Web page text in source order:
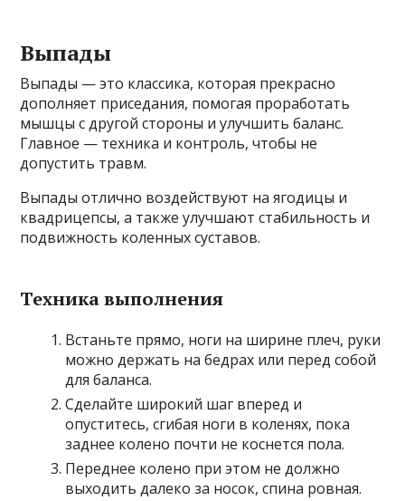
Выпады
Выпады — это классика, которая прекрасно
дополняет приседания, помогая проработать
мышцы с другой стороны и улучшить баланс.
Главное — техника и контроль, чтобы не
допустить травм.
Выпады отлично воздействуют на ягодицы и
квадрицепсы, а также улучшают стабильность и
подвижность коленных суставов.
Техника выполнения
Встаньте прямо, ноги на ширине плеч, руки
можно держать на бедрах или перед собой
для баланса.
Сделайте широкий шаг вперед и
опуститесь, сгибая ноги в коленях, пока
заднее колено почти не коснется пола.
Переднее колено при этом не должно
выходить далеко за носок, спина ровная.